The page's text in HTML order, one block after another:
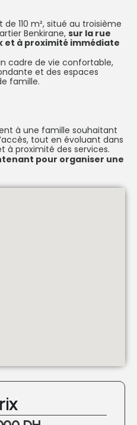
110 m², situé au troisième
Benkirane, sur la rue
et à proximité immédiate
cadre de vie confortable,
et des espaces
famille.
à une famille souhaitant
tout en évoluant dans
à proximité des services.
pour organiser une